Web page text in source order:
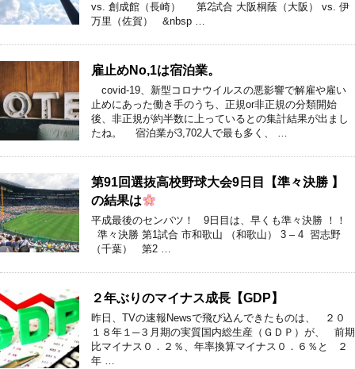
vs. 創成館（長崎） 第2試合 大阪桐蔭（大阪） vs. 伊
万里（佐賀） &nbsp …
雇止めNo,1は宿泊業。
covid-19、新型コロナウイルスの悪影響で解雇や雇い
止めにあった働き手のうち、正規or非正規の分類開始
後、非正規が約半数に上っているとの集計結果が出まし
たね。 宿泊業が3,702人で最も多く、 …
第91回選抜高校野球大会9日目【準々決勝 】
の結果は
平成最後のセンバツ！ 9日目は、早くも準々決勝 ！！
準々決勝 第1試合 市和歌山 （和歌山） 3 – 4 習志野
（千葉） 第2 …
２年ぶりのマイナス成長【GDP】
昨日、TVの速報Newsで飛び込んできたものは、 ２０
１８年１─３月期の実質国内総生産（ＧＤＰ）が、 前期
比マイナス０．２％、年率換算マイナス０．６％と ２
年 …